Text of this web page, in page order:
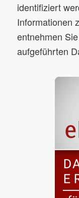
identifiziert
Informationen
entnehmen
aufgeführten